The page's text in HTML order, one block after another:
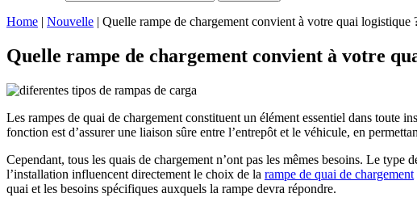
Home | Nouvelle | Quelle rampe de chargement convient à votre quai logistique
Quelle rampe de chargement convient à votre
Les rampes de quai de chargement constituent un élément essentiel dans toute
fonction est d’assurer une liaison sûre entre l’entrepôt et le véhicule, en
Cependant, tous les quais de chargement n’ont pas les mêmes besoins. Le type
l’installation influencent directement le choix de la rampe de quai de chargement
quai et les besoins spécifiques auxquels la rampe devra répondre.